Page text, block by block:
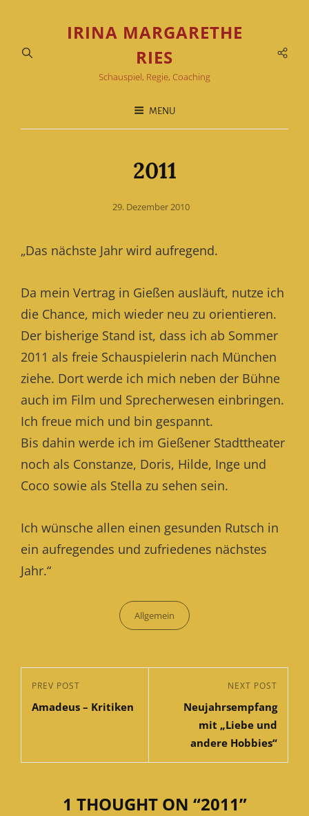
IRINA MARGARETHE
RIES
Schauspiel, Regie, Coaching
MENU
2011
Posted
29. Dezember 2010
„Das nächste Jahr wird aufregend.
Da mein Vertrag in Gießen ausläuft, nutze ich
die Chance, mich wieder neu zu orientieren.
Der bisherige Stand ist, dass ich ab Sommer
2011 als freie Schauspielerin nach München
ziehe. Dort werde ich mich neben der Bühne
auch im Film und Sprecherwesen einbringen.
Ich freue mich und bin gespannt.
Bis dahin werde ich im Gießener Stadttheater
noch als Constanze, Doris, Hilde, Inge und
Coco sowie als Stella zu sehen sein.
Ich wünsche allen einen gesunden Rutsch in
ein aufregendes und zufriedenes nächstes
Jahr.“
Categories
Allgemein
Beitragsnavigation
Previous
Post
PREV POST
Amadeus – Kritiken
Post
NEXT POST
Neujahrsempfang
mit „Liebe und
andere Hobbies“
1 THOUGHT ON “2011”